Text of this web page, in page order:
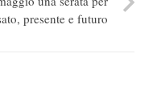
presente e futuro